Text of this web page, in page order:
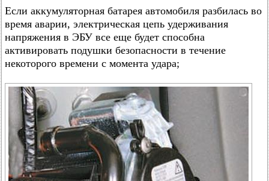
Если аккумуляторная батарея автомобиля разбилась во
время аварии, электрическая цепь удерживания
напряжения в ЭБУ все еще будет способна
активировать подушки безопасности в течение
некоторого времени с момента удара;